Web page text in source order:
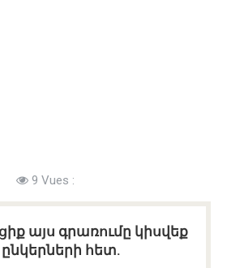
9 Vues :
այս գրառումը կիսվեք
հետ.